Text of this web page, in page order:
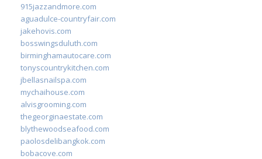
915jazzandmore.com
aguadulce-countryfair.com
jakehovis.com
bosswingsduluth.com
birminghamautocare.com
tonyscountrykitchen.com
jbellasnailspa.com
mychaihouse.com
alvisgrooming.com
thegeorginaestate.com
blythewoodseafood.com
paolosdelibangkok.com
bobacove.com